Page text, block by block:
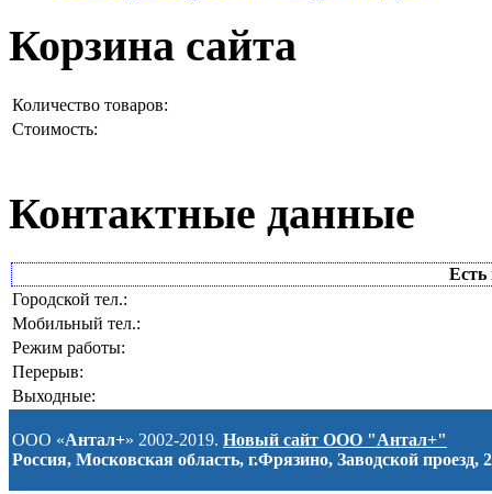
Корзина сайта
Количество товаров:
Стоимость:
Контактные данные
Есть
Городской тел.:
Мобильный тел.:
Режим работы:
Перерыв:
Выходные:
ООО «Антал+» 2002-2019. Новый сайт ООО "Антал+"
Россия, Московская область, г.Фрязино, Заводской проезд, 2